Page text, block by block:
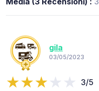
gila
03/05/2023
3/5